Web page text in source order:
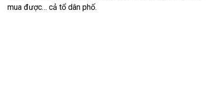
mua được… cả tổ dân phố.